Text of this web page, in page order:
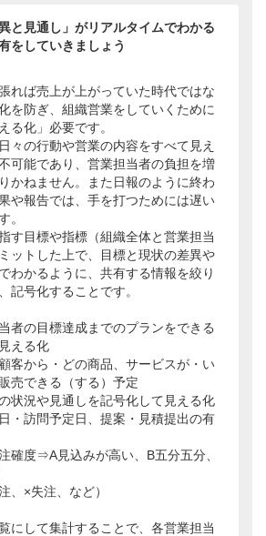
と見通し」がリアルタイムでわかる
をしていきましょう
れば売上が上がっていた時代ではな
を防ぎ、組織営業をしていくために
る化」必要です。
々の行動や営業の内容をすべて見え
可能であり、営業担当者の負担を増
かねません。また日報のように終わ
や報告では、手を打つためには遅い
。
す目標や指標（組織全体と営業担当
ットした上で、目標と現状の差異や
わかるように、共有する情報を絞り
記号化することです。
の目標達成までのプランをできる
える化
客から・どの商品、サービスが・い
売できる（する）予定
況や見通しを記号化して見える化
・訪問予定日、提案・見積提出の有
確度⇒A見込みが高い、B五分五分、
、×失注、など）
にして集計することで、各営業担当